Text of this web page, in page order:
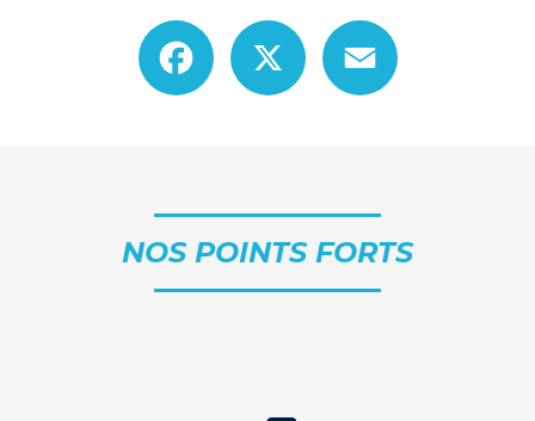
Facebook
NOS POINTS FORTS